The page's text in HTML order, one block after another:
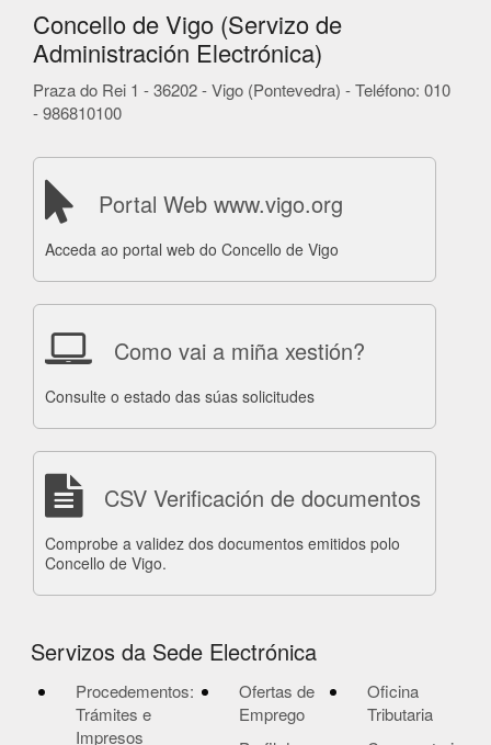
Concello de Vigo (Servizo de
Administración Electrónica)
Praza do Rei 1 - 36202 - Vigo (Pontevedra) - Teléfono: 010
- 986810100
Portal Web www.vigo.org
Acceda ao portal web do Concello de Vigo
Como vai a miña xestión?
Consulte o estado das súas solicitudes
CSV Verificación de documentos
Comprobe a validez dos documentos emitidos polo
Concello de Vigo.
Servizos da Sede Electrónica
Procedementos:
Trámites e
Impresos
Ofertas de
Emprego
Oficina
Tributaria